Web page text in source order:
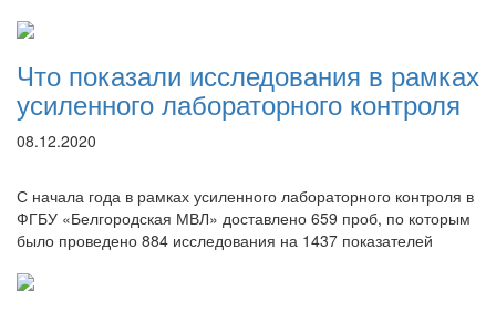
Что показали исследования в рамках
усиленного лабораторного контроля
08.12.2020
С начала года в рамках усиленного лабораторного контроля в
ФГБУ «Белгородская МВЛ» доставлено 659 проб, по которым
было проведено 884 исследования на 1437 показателей